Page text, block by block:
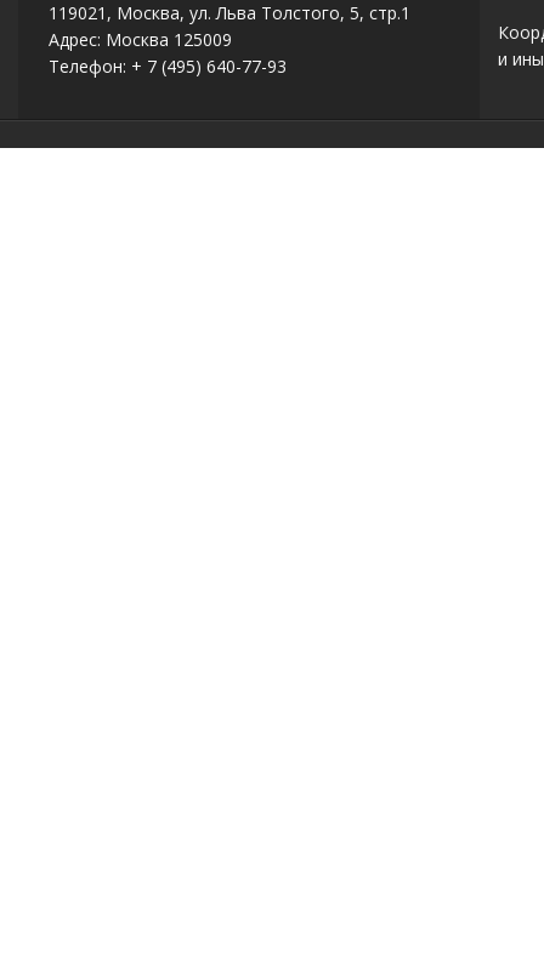
119021, Москва, ул. Льва Толстого, 5, стр.1
Адрес: Москва 125009
Телефон: + 7 (495) 640-77-93
и